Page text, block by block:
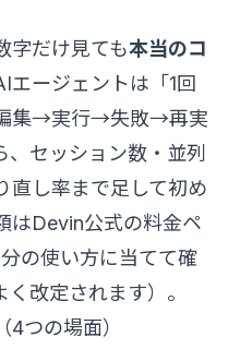
字だけ見ても本当のコ
エージェントは「1回
集→実行→失敗→再実
セッション数・並列
直し率まで足して初め
はDevin公式の料金ペ
の使い方に当てて確
改定されます）。
つの場面）